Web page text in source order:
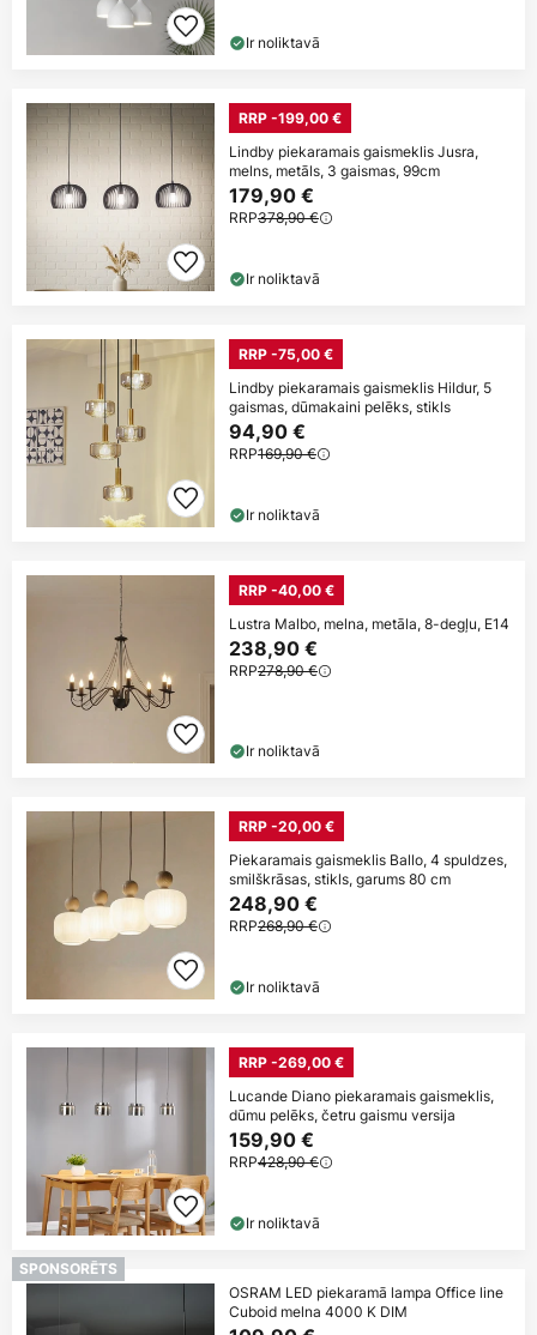
Ir noliktavā
RRP -199,00 €
Lindby piekaramais gaismeklis Jusra,
melns, metāls, 3 gaismas, 99cm
179,90 €
RRP378,90 €
Ir noliktavā
RRP -75,00 €
Lindby piekaramais gaismeklis Hildur, 5
gaismas, dūmakaini pelēks, stikls
94,90 €
RRP169,90 €
Ir noliktavā
RRP -40,00 €
Lustra Malbo, melna, metāla, 8-degļu, E14
238,90 €
RRP278,90 €
Ir noliktavā
RRP -20,00 €
Piekaramais gaismeklis Ballo, 4 spuldzes,
smilškrāsas, stikls, garums 80 cm
248,90 €
RRP268,90 €
Ir noliktavā
RRP -269,00 €
Lucande Diano piekaramais gaismeklis,
dūmu pelēks, četru gaismu versija
159,90 €
RRP428,90 €
Ir noliktavā
SPONSORĒTS
OSRAM LED piekaramā lampa Office line
Cuboid melna 4000 K DIM